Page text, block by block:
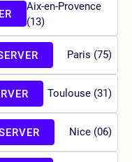
Aix-en-Provence
(13)
Paris (75)
Toulouse (31)
Nice (06)